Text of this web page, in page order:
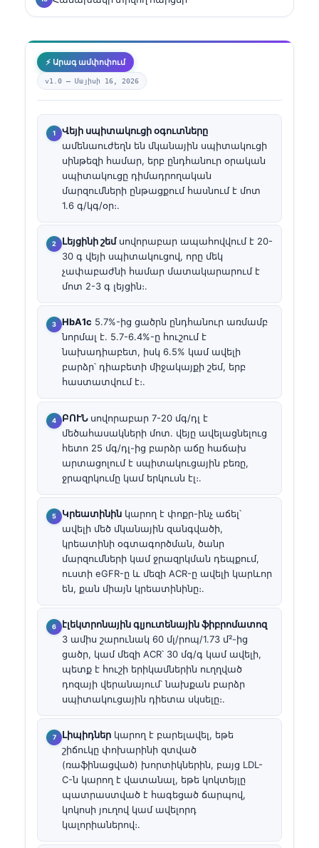
⚡ Արագ ամփոփում
v1.0 — Մայիսի 16, 2026
Վեյի սպիտակուցի օգուտները
ամենաուժեղն են մկանային սպիտակուցի
սինթեզի համար, երբ ընդհանուր օրական
սպիտակուցը դիմադրողական
մարզումների ընթացքում հասնում է մոտ
1.6 գ/կգ/օր։.
Լեյցինի շեմսովորաբար ապահովվում է 20-
30 գ վեյի սպիտակուցով, որը մեկ
չափաբաժնի համար մատակարարում է
մոտ 2-3 գ լեյցին։.
HbA1c 5.7%-ից ցածրն ընդհանուր առմամբ
նորմալ է. 5.7-6.4%-ը հուշում է
նախադիաբետ, իսկ 6.5% կամ ավելի
բարձր՝ դիաբետի միջակայքի շեմ, երբ
հաստատվում է։.
ԲՈՒՆսովորաբար 7-20 մգ/դլ է
մեծահասակների մոտ. վեյը ավելացնելուց
հետո 25 մգ/դլ-ից բարձր աճը հաճախ
արտացոլում է սպիտակուցային բեռը,
ջրազրկումը կամ երկուսն էլ։.
Կրեատինին կարող է փոքր-ինչ աճել՝
ավելի մեծ մկանային զանգվածի,
կրեատինի օգտագործման, ծանր
մարզումների կամ ջրազրկման դեպքում,
ուստի eGFR-ը և մեզի ACR-ը ավելի կարևոր
են, քան միայն կրեատինինը։.
էլեկտրոնային գլյուտենային ֆիբրոմատոզ
3 ամիս շարունակ 60 մլ/րոպ/1.73 մ²-ից
ցածր, կամ մեզի ACR՝ 30 մգ/գ կամ ավելի,
պետք է հուշի երիկամներին ուղղված
դոզայի վերանայում՝ նախքան բարձր
սպիտակուցային դիետա սկսելը։.
Լիպիդներ կարող է բարելավել, եթե
շիճուկը փոխարինի զտված
(ռաֆինացված) խորտիկներին, բայց LDL-
C-ն կարող է վատանալ, եթե կոկտեյլը
պատրաստված է հագեցած ճարպով,
կոկոսի յուղով կամ ավելորդ
կալորիաներով։.